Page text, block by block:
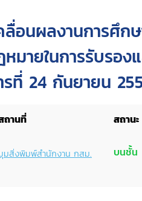
ลื่อนผลงานการศึก
มายในการรับรอง
รที่ 24 กันยายน
กรรมการสิทธิมนุษ
ถานที่ สถานะ
มสิ่งพิมพ์สำนักงาน กสม. บนชั้น